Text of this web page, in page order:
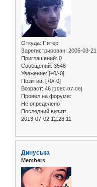
Откуда: Питер
Зарегистрирован: 2005-03-21
Приглашений: 0
Сообщений: 3546
Уважение: [+0/-0]
Позитив: [+0/-0]
Возраст: 46 [1980-07-06]
Провел на форуме:
Не определено
Последний визит:
2013-07-02 12:28:11
Динуська
Members